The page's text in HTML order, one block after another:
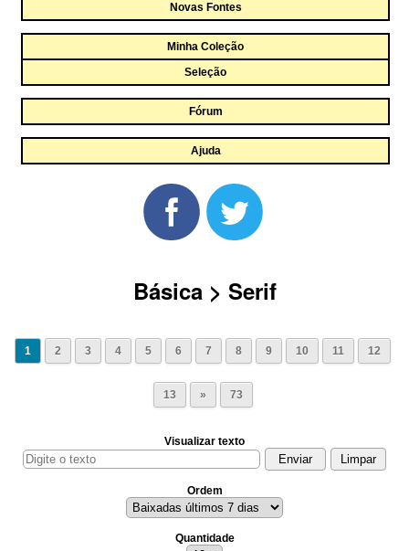
Novas Fontes
Minha Coleção
Seleção
Fórum
Ajuda
Básica > Serif
1 2 3 4 5 6 7 8 9 10 11 12
13 » 73
Visualizar texto
Ordem
Quantidade